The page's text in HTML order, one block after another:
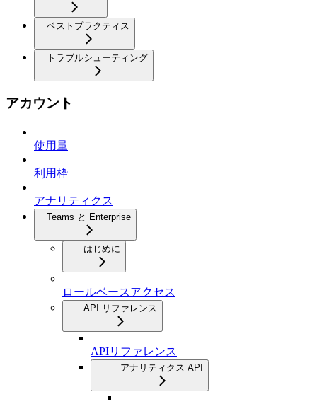
ベストプラクティス
トラブルシューティング
アカウント
使用量
利用枠
アナリティクス
Teams と Enterprise
はじめに
ロールベースアクセス
API リファレンス
APIリファレンス
アナリティクス API